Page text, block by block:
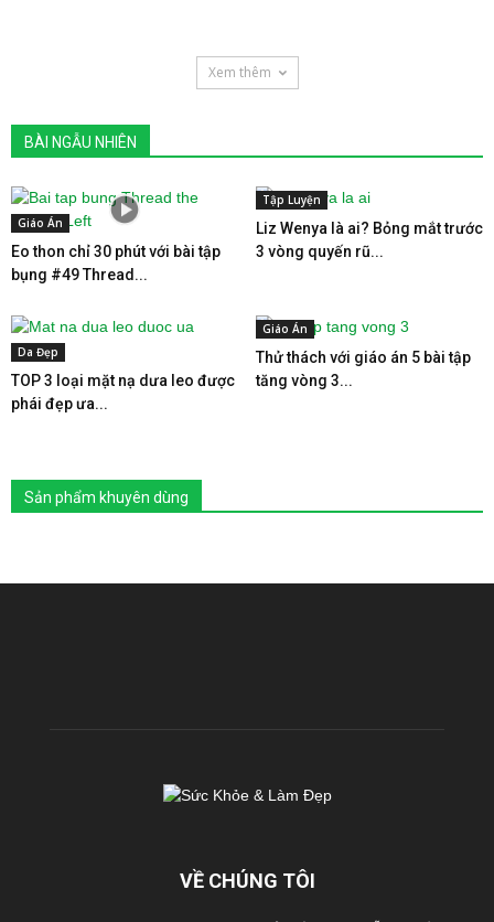
Xem thêm
BÀI NGẪU NHIÊN
Giáo Án
Eo thon chỉ 30 phút với bài tập
bụng #49 Thread...
Tập Luyện
Liz Wenya là ai? Bỏng mắt trước
3 vòng quyến rũ...
Da Đẹp
TOP 3 loại mặt nạ dưa leo được
phái đẹp ưa...
Giáo Án
Thử thách với giáo án 5 bài tập
tăng vòng 3...
Sản phẩm khuyên dùng
VỀ CHÚNG TÔI